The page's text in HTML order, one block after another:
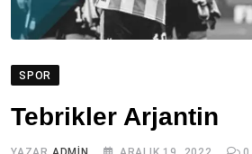
SPOR
Tebrikler Arjantin